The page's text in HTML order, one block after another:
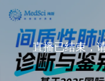
直播已结束，